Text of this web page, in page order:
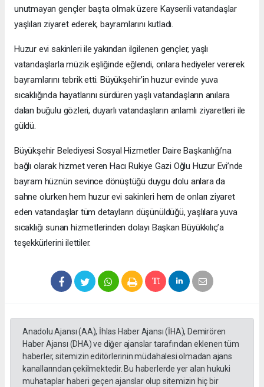
unutmayan gençler başta olmak üzere Kayserili vatandaşlar
yaşlıları ziyaret ederek, bayramlarını kutladı.
Huzur evi sakinleri ile yakından ilgilenen gençler, yaşlı
vatandaşlarla müzik eşliğinde eğlendi, onlara hediyeler vererek
bayramlarını tebrik etti. Büyükşehir’in huzur evinde yuva
sıcaklığında hayatlarını sürdüren yaşlı vatandaşların anılara
dalan buğulu gözleri, duyarlı vatandaşların anlamlı ziyaretleri ile
güldü.
Büyükşehir Belediyesi Sosyal Hizmetler Daire Başkanlığı’na
bağlı olarak hizmet veren Hacı Rukiye Gazi Oğlu Huzur Evi’nde
bayram hüznün sevince dönüştüğü duygu dolu anlara da
sahne olurken hem huzur evi sakinleri hem de onları ziyaret
eden vatandaşlar tüm detayların düşünüldüğü, yaşlılara yuva
sıcaklığı sunan hizmetlerinden dolayı Başkan Büyükkılıç’a
teşekkürlerini ilettiler.
Anadolu Ajansı (AA), İhlas Haber Ajansı (İHA), Demirören
Haber Ajansı (DHA) ve diğer ajanslar tarafından eklenen tüm
haberler, sitemizin editörlerinin müdahalesi olmadan ajans
kanallarından çekilmektedir. Bu haberlerde yer alan hukuki
muhataplar haberi geçen ajanslar olup sitemizin hiç bir